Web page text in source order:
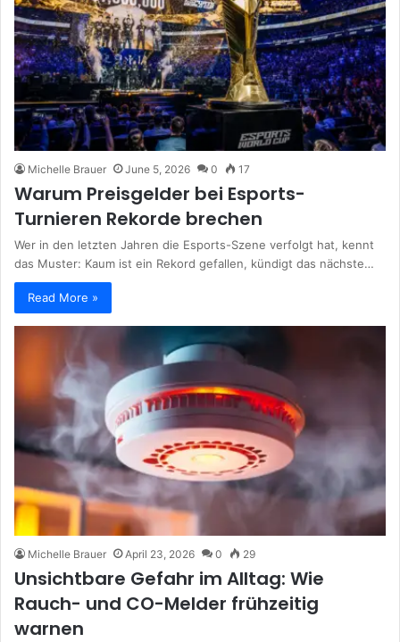
Michelle Brauer June 5, 2026 0 17
Warum Preisgelder bei Esports-
Turnieren Rekorde brechen
Wer in den letzten Jahren die Esports-Szene verfolgt hat, kennt
das Muster: Kaum ist ein Rekord gefallen, kündigt das nächste…
Read More »
Michelle Brauer April 23, 2026 0 29
Unsichtbare Gefahr im Alltag: Wie
Rauch- und CO-Melder frühzeitig
warnen